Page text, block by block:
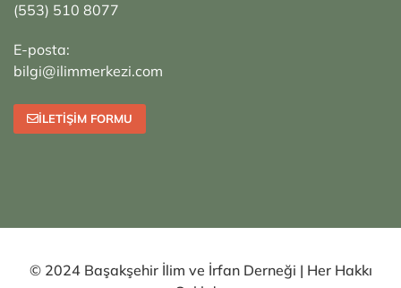
(553) 510 8077
E-posta:
bilgi@ilimmerkezi.com
İLETIŞIM FORMU
© 2024 Başakşehir İlim ve İrfan Derneği | Her Hakkı